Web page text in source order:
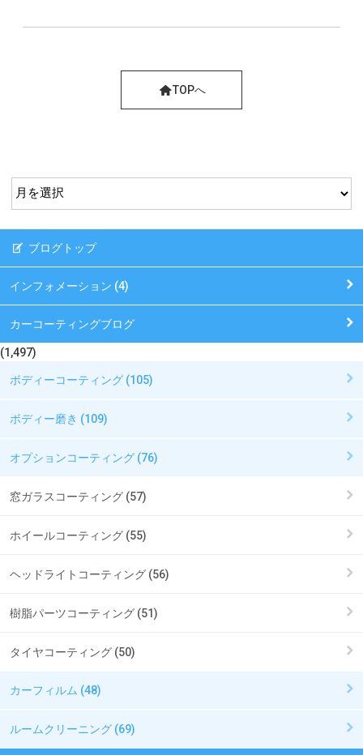
TOPへ
ブログトップ
インフォメーション (4)
カーコーティングブログ
(1,497)
ボディーコーティング (105)
ボディー磨き (109)
オプションコーティング (76)
窓ガラスコーティング (57)
ホイールコーティング (55)
ヘッドライトコーティング (56)
樹脂パーツコーティング (51)
タイヤコーティング (50)
カーフィルム (48)
ルームクリーニング (69)